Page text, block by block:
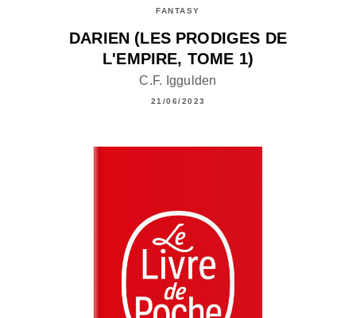
FANTASY
DARIEN (LES PRODIGES DE
L'EMPIRE, TOME 1)
C.F. Iggulden
21/06/2023